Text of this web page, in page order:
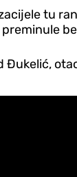
tu
preminule
Đukelić,